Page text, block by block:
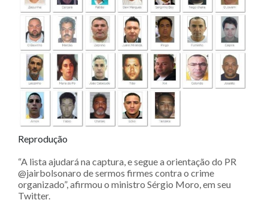
Reprodução
“A lista ajudará na captura, e segue a orientação do PR
@jairbolsonaro de sermos firmes contra o crime
organizado”, afirmou o ministro Sérgio Moro, em seu
Twitter.